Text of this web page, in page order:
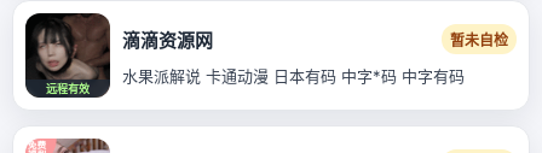
远程有效
滴滴资源网 暂未自检
水果派解说 卡通动漫 日本有码 中字*码 中字有码